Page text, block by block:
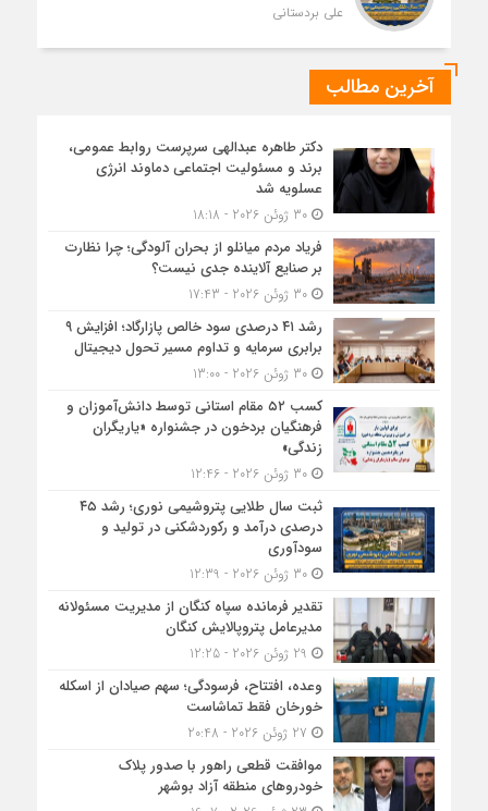
علی بردستانی
آخرین مطالب
دکتر طاهره عبدالهی سرپرست روابط عمومی،
برند و مسئولیت اجتماعی دماوند انرژی
عسلویه شد
30 ژوئن 2026 - 18:18
فریاد مردم میانلو از بحران آلودگی؛ چرا نظارت
بر صنایع آلاینده جدی نیست؟
30 ژوئن 2026 - 17:43
رشد ۴۱ درصدی سود خالص پازارگاد؛ افزایش ۹
برابری سرمایه و تداوم مسیر تحول دیجیتال
30 ژوئن 2026 - 13:00
کسب ۵۲ مقام استانی توسط دانش‌آموزان و
فرهنگیان بردخون در جشنواره «یاریگران
زندگی»
30 ژوئن 2026 - 12:46
ثبت سال طلایی پتروشیمی نوری؛ رشد ۴۵
درصدی درآمد و رکوردشکنی در تولید و
سودآوری
30 ژوئن 2026 - 12:39
تقدیر فرمانده سپاه کنگان از مدیریت مسئولانه
مدیرعامل پتروپالایش کنگان
وعده، افتتاح، فرسودگی؛ سهم صیادان از اسکله
خورخان فقط تماشاست
موافقت قطعی راهور با صدور پلاک
خودروهای منطقه آزاد بوشهر